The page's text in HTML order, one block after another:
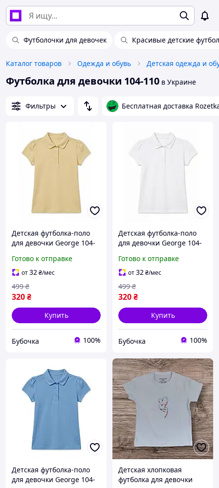
Футболочки для девочек Красивые детские
Каталог товаров Одежда и обувь Детская одежда и
Футболка для девочки 104-110 в Украине
Фильтры Бесплатная доставка
Детская футболка-поло
для девочки George 104-
(25091711A)
Готово к отправке
от32₴/мес
320₴
499 ₴
Купить
Бубочка 100%
Детская футболка-поло
для девочки George 104-
Готово к отправке
от32₴/мес
320₴
499 ₴
Купить
Бубочка 100%
Детская футболка-поло
для девочки George 104-
Детская хлопковая
футболка для девочки